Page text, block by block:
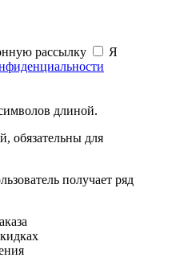
рассылку
Я
длиной.
обязательны для
получает ряд